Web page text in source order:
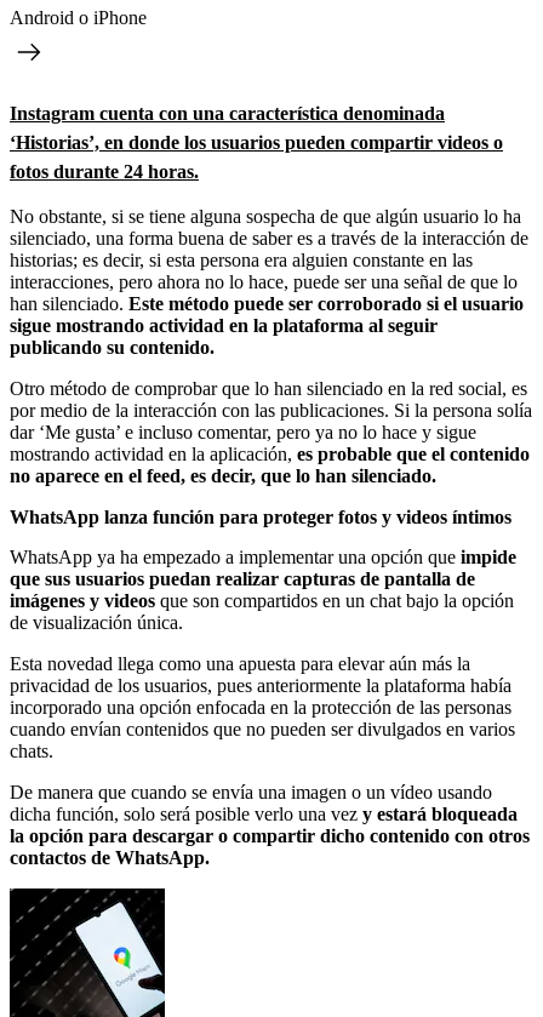
Android o iPhone
Instagram cuenta con una característica denominada
‘Historias’, en donde los usuarios pueden compartir videos o
fotos durante 24 horas.
No obstante, si se tiene alguna sospecha de que algún usuario lo ha
silenciado, una forma buena de saber es a través de la interacción de
historias; es decir, si esta persona era alguien constante en las
interacciones, pero ahora no lo hace, puede ser una señal de que lo
han silenciado. Este método puede ser corroborado si el usuario
sigue mostrando actividad en la plataforma al seguir
publicando su contenido.
Otro método de comprobar que lo han silenciado en la red social, es
por medio de la interacción con las publicaciones. Si la persona solía
dar ‘Me gusta’ e incluso comentar, pero ya no lo hace y sigue
mostrando actividad en la aplicación, es probable que el contenido
no aparece en el feed, es decir, que lo han silenciado.
WhatsApp lanza función para proteger fotos y videos íntimos
WhatsApp ya ha empezado a implementar una opción que impide
que sus usuarios puedan realizar capturas de pantalla de
imágenes y videos que son compartidos en un chat bajo la opción
de visualización única.
Esta novedad llega como una apuesta para elevar aún más la
privacidad de los usuarios, pues anteriormente la plataforma había
incorporado una opción enfocada en la protección de las personas
cuando envían contenidos que no pueden ser divulgados en varios
chats.
De manera que cuando se envía una imagen o un vídeo usando
dicha función, solo será posible verlo una vez y estará bloqueada
la opción para descargar o compartir dicho contenido con otros
contactos de WhatsApp.